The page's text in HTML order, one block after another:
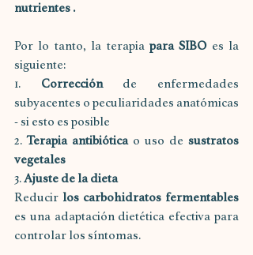
nutrientes .
Por lo tanto, la terapia para SIBO es la
siguiente:
1. Corrección de enfermedades
subyacentes o peculiaridades anatómicas
- si esto es posible
2. Terapia antibiótica o uso de sustratos
vegetales
3. Ajuste de la dieta
Reducir los carbohidratos fermentables
es una adaptación dietética efectiva para
controlar los síntomas.